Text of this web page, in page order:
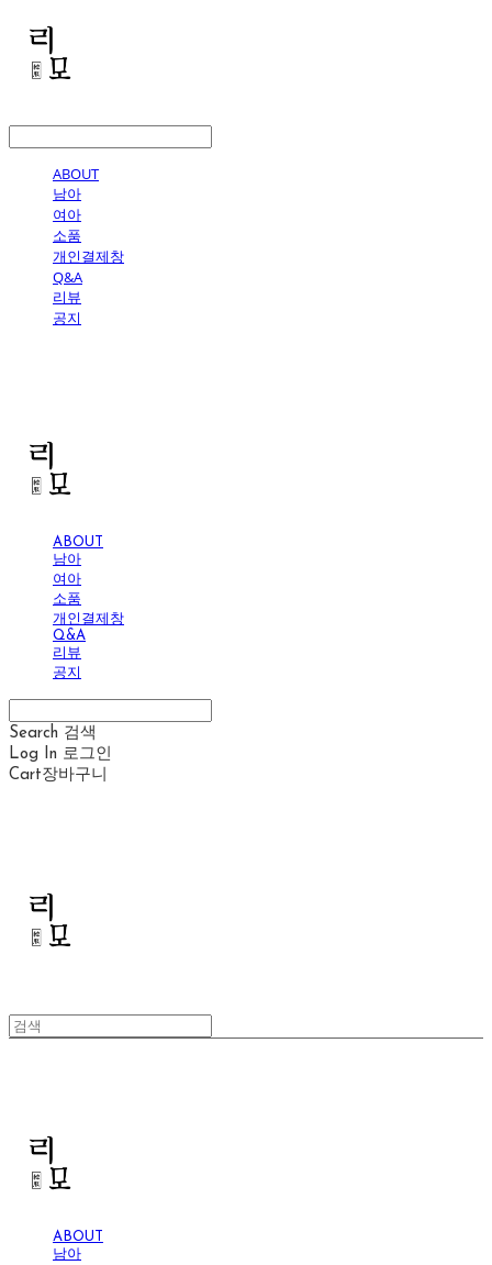
ABOUT
남아
여아
소품
개인결제창
Q&A
리뷰
공지
ABOUT
남아
여아
소품
개인결제창
Q&A
리뷰
공지
Search 검색
Log In 로그인
Cart장바구니
ABOUT
남아